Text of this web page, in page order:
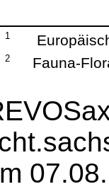
1
2 Fauna-